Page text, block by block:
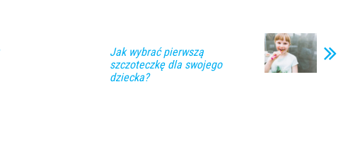
Jak wybrać pierwszą
szczoteczkę dla swojego
dziecka?